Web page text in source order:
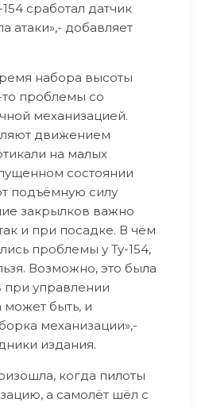
сработал датчик
атаки»,- добавляет
набора высоты
проблемы со
механизацией.
движением
на малых
состоянии
подъёмную силу
закрылков важно
и при посадке. В чём
проблемы у Ту-154,
Возможно, это была
при управлении
может быть, и
механизации»,-
издания.
когда пилоты
а самолёт шёл с